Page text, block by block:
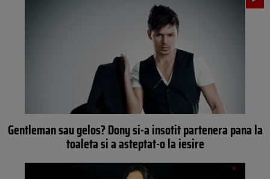
Gentleman sau gelos? Dony si-a insotit partenera pana la
toaleta si a asteptat-o la iesire